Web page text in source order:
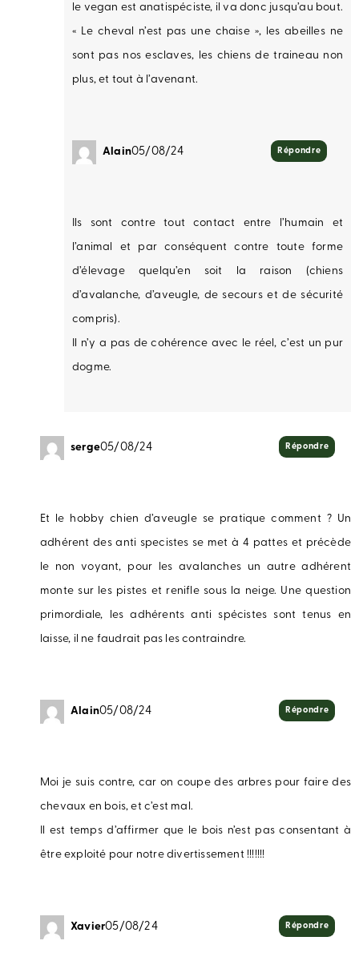
le vegan est anatispéciste, il va donc jusqu’au bout.
« Le cheval n’est pas une chaise », les abeilles ne
sont pas nos esclaves, les chiens de traineau non
plus, et tout à l’avenant.
Alain05/08/24
Ils sont contre tout contact entre l’humain et
l’animal et par conséquent contre toute forme
d’élevage quelqu’en soit la raison (chiens
d’avalanche, d’aveugle, de secours et de sécurité
compris).
Il n’y a pas de cohérence avec le réel, c’est un pur
dogme.
Répondre
serge05/08/24
Et le hobby chien d’aveugle se pratique comment ? Un
adhérent des anti specistes se met à 4 pattes et précède
le non voyant, pour les avalanches un autre adhérent
monte sur les pistes et renifle sous la neige. Une question
primordiale, les adhérents anti spécistes sont tenus en
laisse, il ne faudrait pas les contraindre.
Répondre
Alain05/08/24
Moi je suis contre, car on coupe des arbres pour faire des
chevaux en bois, et c’est mal.
Il est temps d’affirmer que le bois n’est pas consentant à
être exploité pour notre divertissement !!!!!!!
Répondre
Xavier05/08/24 Répondre